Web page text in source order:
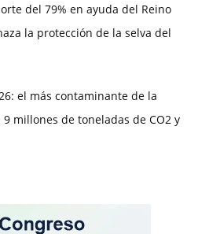
del 79% en ayuda del Reino
la protección de la selva del
el más contaminante de la
millones de toneladas de CO2 y